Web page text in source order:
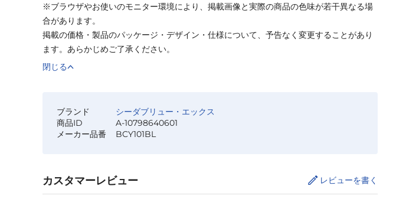
※ブラウザやお使いのモニター環境により、掲載画像と実際の商品の色味が若干異なる場
合があります。
掲載の価格・製品のパッケージ・デザイン・仕様について、予告なく変更することがあり
ます。あらかじめご了承ください。
閉じる
ブランド
シーダブリュー・エックス
商品ID
A-10798640601
メーカー品番
BCY101BL
カスタマーレビュー レビューを書く